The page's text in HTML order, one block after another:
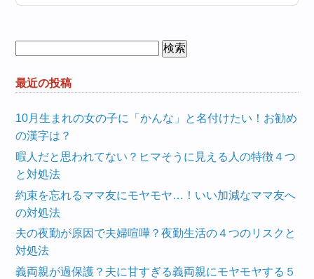
最近の投稿
10月生まれの女の子に「かんな」と名付けたい！お勧め
の漢字は？
暇人だと思われてない？ヒマそうに見える人の特徴４つ
と対処法
約束を忘れるママ友にモヤモヤ…！いい加減なママ友へ
の対処法
夫の夜勤が原因で夫婦喧嘩？夜勤生活の４つのリスクと
対処法
義両親が過保護？夫に甘すぎる義両親にモヤモヤする５